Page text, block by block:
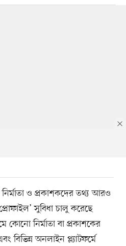
ও প্রকাশকদের তথ্য আরও
সুবিধা চালু করেছে
নির্মাতা বা প্রকাশকের
বিভিন্ন অনলাইন প্ল্যাটফর্মে